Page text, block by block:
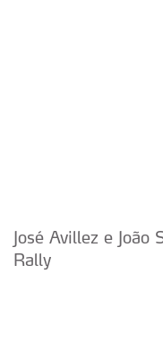
José Avillez e João
Rally